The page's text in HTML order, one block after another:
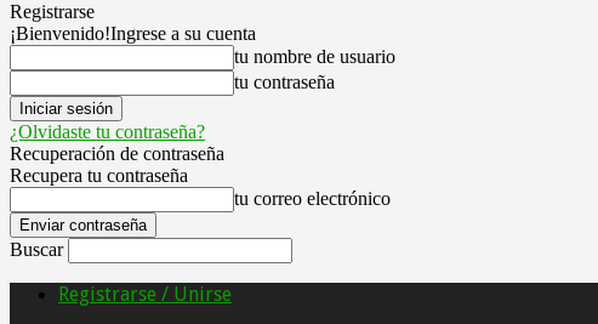
Registrarse
¡Bienvenido!Ingrese a su cuenta
tu nombre de usuario
tu contraseña
¿Olvidaste tu contraseña?
Recuperación de contraseña
Recupera tu contraseña
tu correo electrónico
Buscar
Registrarse / Unirse